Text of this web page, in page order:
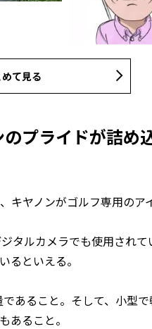
て見る
プライドが詰め
キヤノンがゴルフ専用のア
タルカメラでも使用されて
るといえる。
あること。そして、小型
あること。